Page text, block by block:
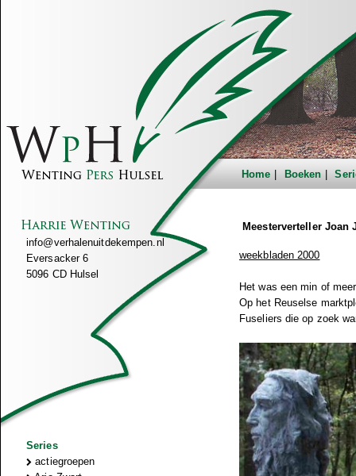
Home Boeken
info@verhalenuitdekempen.nl
Eversacker 6
5096 CD Hulsel
Series
actiegroepen
Meesterverteller Joan
weekbladen 2000
Het was een min of
Op het Reuselse
Fuseliers die op zoek